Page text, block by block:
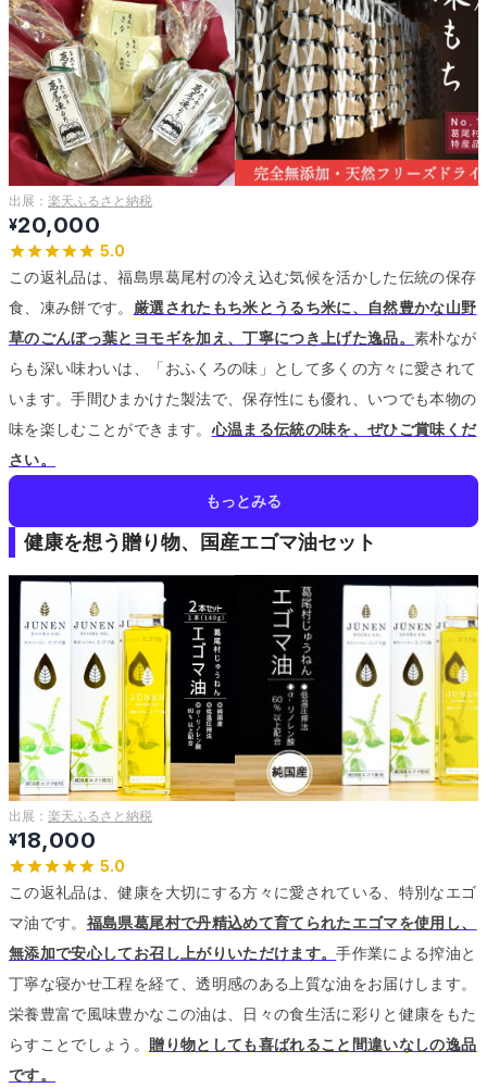
出展： 楽天ふるさと納税
¥20,000
5.0
この返礼品は、福島県葛尾村の冷え込む気候を活かした伝統の保存
食、凍み餅です。 厳選されたもち米とうるち米に、自然豊かな山野
草のごんぼっ葉とヨモギを加え、丁寧につき上げた逸品。素朴なが
らも深い味わいは、「おふくろの味」として多くの方々に愛されて
います。手間ひまかけた製法で、保存性にも優れ、いつでも本物の
味を楽しむことができます。 心温まる伝統の味を、ぜひご賞味くだ
さい。
もっとみる
健康を想う贈り物、国産エゴマ油セット
出展： 楽天ふるさと納税
¥18,000
5.0
この返礼品は、健康を大切にする方々に愛されている、特別なエゴ
マ油です。 福島県葛尾村で丹精込めて育てられたエゴマを使用し、
無添加で安心してお召し上がりいただけます。手作業による搾油と
丁寧な寝かせ工程を経て、透明感のある上質な油をお届けします。
栄養豊富で風味豊かなこの油は、日々の食生活に彩りと健康をもた
らすことでしょう。 贈り物としても喜ばれること間違いなしの逸品
です。